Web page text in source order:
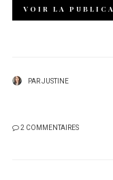
VOIR LA
PARJUSTINE
2 COMMENTAIRES